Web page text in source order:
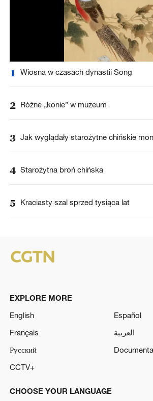
1 Wiosna w czasach dynastii Song
2 Różne „konie” w muzeum
3 Jak wyglądały starożytne chińskie
4 Starożytna broń chińska
5 Kraciasty szal sprzed tysiąca lat
EXPLORE MORE
English
Español
Français
العربية
Русский
CCTV+
CHOOSE YOUR LANGUAGE